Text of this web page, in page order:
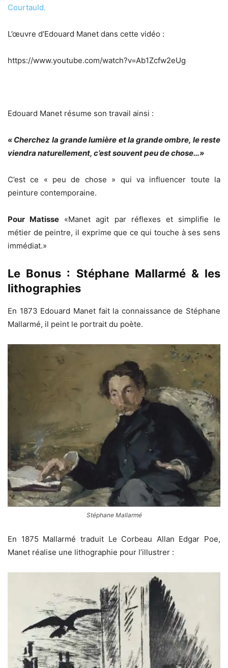
Courtauld.
L’œuvre d’Edouard Manet dans cette vidéo :
https://www.youtube.com/watch?v=Ab1Zcfw2eUg
Edouard Manet résume son travail ainsi :
« Cherchez la grande lumière et la grande ombre, le reste
viendra naturellement, c’est souvent peu de chose…»
C’est ce « peu de chose » qui va influencer toute la
peinture contemporaine.
Pour Matisse «Manet agit par réflexes et simplifie le
métier de peintre, il exprime que ce qui touche à ses sens
immédiat.»
Le Bonus : Stéphane Mallarmé & les
lithographies
En 1873 Edouard Manet fait la connaissance de Stéphane
Mallarmé, il peint le portrait du poète.
Stéphane Mallarmé
En 1875 Mallarmé traduit Le Corbeau Allan Edgar Poe,
Manet réalise une lithographie pour l’illustrer :